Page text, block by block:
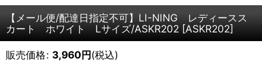
【メール便/配達日指定不可】LI-NING レディースス
カート ホワイト Lサイズ/ASKR202 [ASKR202]
販売価格: 3,960円(税込)